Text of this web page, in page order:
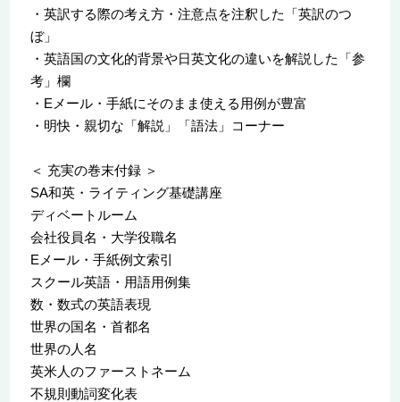
・英訳する際の考え方・注意点を注釈した「英訳のつ
ぼ」
・英語国の文化的背景や日英文化の違いを解説した「参
考」欄
・Eメール・手紙にそのまま使える用例が豊富
・明快・親切な「解説」「語法」コーナー
＜ 充実の巻末付録 ＞
SA和英・ライティング基礎講座
ディベートルーム
会社役員名・大学役職名
Eメール・手紙例文索引
スクール英語・用語用例集
数・数式の英語表現
世界の国名・首都名
世界の人名
英米人のファーストネーム
不規則動詞変化表